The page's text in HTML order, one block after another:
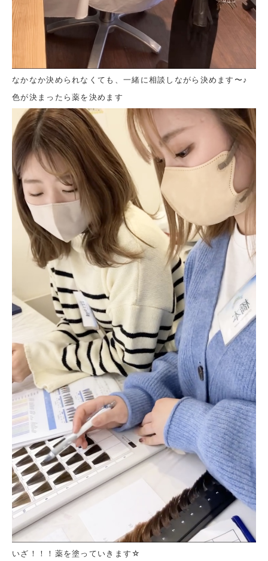
なかなか決められなくても、一緒に相談しながら決めます〜♪
色が決まったら薬を決めます
いざ！！！薬を塗っていきます☆